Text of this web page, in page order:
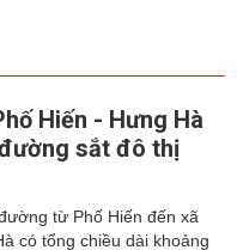
Hiến - Hưng Hà
sắt đô thị
từ Phố Hiến đến xã
có tổng chiều dài khoảng